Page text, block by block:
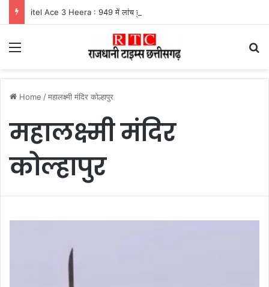
Menu
Home /महालक्ष्मी मंदिर कोल्हापुर
महालक्ष्मी मंदिर
कोल्हापुर